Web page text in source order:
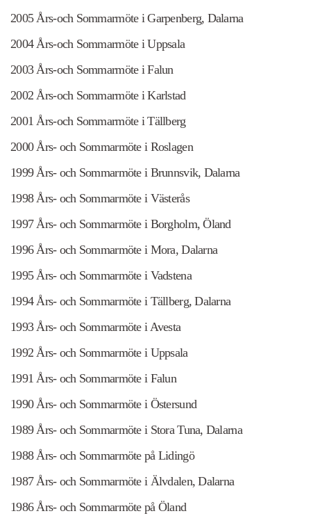
2005 Års-och Sommarmöte i Garpenberg, Dalarna
2004 Års-och Sommarmöte i Uppsala
2003 Års-och Sommarmöte i Falun
2002 Års-och Sommarmöte i Karlstad
2001 Års-och Sommarmöte i Tällberg
2000 Års- och Sommarmöte i Roslagen
1999 Års- och Sommarmöte i Brunnsvik, Dalarna
1998 Års- och Sommarmöte i Västerås
1997 Års- och Sommarmöte i Borgholm, Öland
1996 Års- och Sommarmöte i Mora, Dalarna
1995 Års- och Sommarmöte i Vadstena
1994 Års- och Sommarmöte i Tällberg, Dalarna
1993 Års- och Sommarmöte i Avesta
1992 Års- och Sommarmöte i Uppsala
1991 Års- och Sommarmöte i Falun
1990 Års- och Sommarmöte i Östersund
1989 Års- och Sommarmöte i Stora Tuna, Dalarna
1988 Års- och Sommarmöte på Lidingö
1987 Års- och Sommarmöte i Älvdalen, Dalarna
1986 Års- och Sommarmöte på Öland